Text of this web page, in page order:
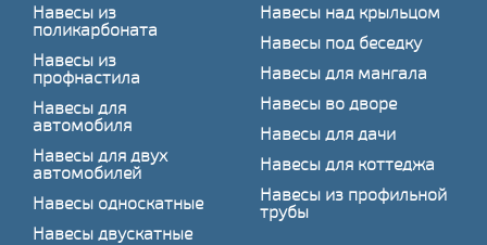
Навесы из
поликарбоната
Навесы из
профнастила
Навесы для
автомобиля
Навесы для двух
автомобилей
Навесы односкатные
Навесы двускатные
Навесы над крыльцом
Навесы под беседку
Навесы для мангала
Навесы во дворе
Навесы для дачи
Навесы для коттеджа
Навесы из профильной
трубы